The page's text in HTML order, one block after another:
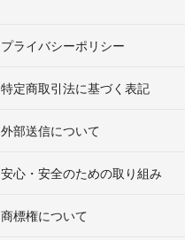
プライバシーポリシー
特定商取引法に基づく表記
外部送信について
安心・安全のための取り組み
商標権について